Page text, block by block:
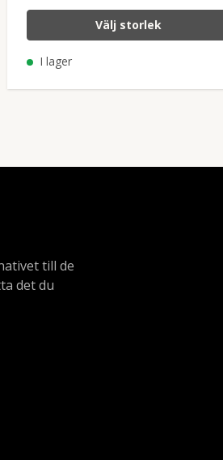
Välj storlek
I lager
till de
det du